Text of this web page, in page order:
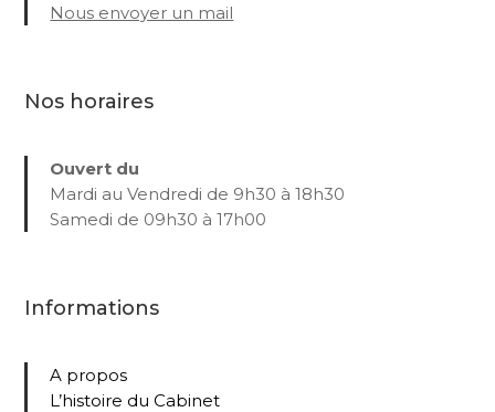
Nous envoyer un mail
Nos horaires
Ouvert du
Mardi au Vendredi de 9h30 à 18h30
Samedi de 09h30 à 17h00
Informations
A propos
L’histoire du Cabinet